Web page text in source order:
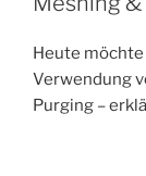
Heute
Verwendung
Purging –